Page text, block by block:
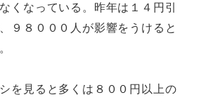
くなっている。昨年は１４円引
９８０００人が影響をうけると
を見ると多くは８００円以上の